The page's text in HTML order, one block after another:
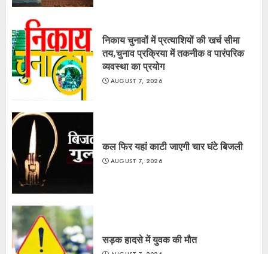
निकाय चुनावों में प्रत्याशियों की खर्च सीमा
तय,चुनाव प्रक्रिया में तकनीक व पारंपरिक
व्यवस्था का प्रयोग
AUGUST 7, 2026
कल फिर यहां काटी जाएगी चार घंटे बिजली
AUGUST 7, 2026
सड़क हादसे में युवक की मौत